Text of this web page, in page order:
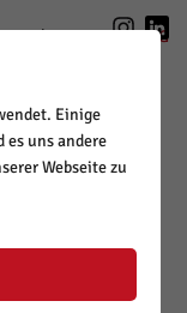
|REGISTRIERUNG
& Innovation
Einige
es uns andere
Webseite zu